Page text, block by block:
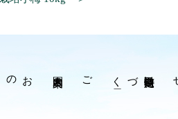
お客様の
声 ご注文方法 特定商取引法に
基
づく
表示